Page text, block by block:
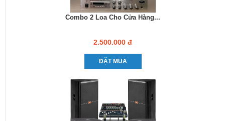
Combo 2 Loa Cho Cửa Hàng...
2.500.000 đ
ĐẶT MUA